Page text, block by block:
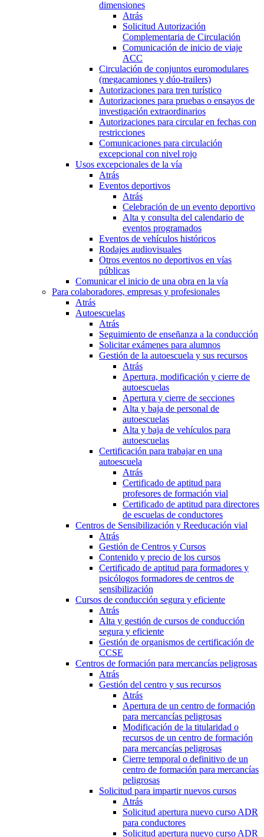
dimensiones
Atrás
Solicitud Autorización
Complementaria de Circulación
Comunicación de inicio de viaje
ACC
Circulación de conjuntos euromodulares
(megacamiones y dúo-trailers)
Autorizaciones para tren turístico
Autorizaciones para pruebas o ensayos de
investigación extraordinarios
Autorizaciones para circular en fechas con
restricciones
Comunicaciones para circulación
excepcional con nivel rojo
Usos excepcionales de la vía
Atrás
Eventos deportivos
Atrás
Celebración de un evento deportivo
Alta y consulta del calendario de
eventos programados
Eventos de vehículos históricos
Rodajes audiovisuales
Otros eventos no deportivos en vías
públicas
Comunicar el inicio de una obra en la vía
Para colaboradores, empresas y profesionales
Atrás
Autoescuelas
Atrás
Seguimiento de enseñanza a la conducción
Solicitar exámenes para alumnos
Gestión de la autoescuela y sus recursos
Atrás
Apertura, modificación y cierre de
autoescuelas
Apertura y cierre de secciones
Alta y baja de personal de
autoescuelas
Alta y baja de vehículos para
autoescuelas
Certificación para trabajar en una
autoescuela
Atrás
Certificado de aptitud para
profesores de formación vial
Certificado de aptitud para directores
de escuelas de conductores
Centros de Sensibilización y Reeducación vial
Atrás
Gestión de Centros y Cursos
Contenido y precio de los cursos
Certificado de aptitud para formadores y
psicólogos formadores de centros de
sensibilización
Cursos de conducción segura y eficiente
Atrás
Alta y gestión de cursos de conducción
segura y eficiente
Gestión de organismos de certificación de
CCSE
Centros de formación para mercancías peligrosas
Atrás
Gestión del centro y sus recursos
Atrás
Apertura de un centro de formación
para mercancías peligrosas
Modificación de la titularidad o
recursos de un centro de formación
para mercancías peligrosas
Cierre temporal o definitivo de un
centro de formación para mercancías
peligrosas
Solicitud para impartir nuevos cursos
Atrás
Solicitud apertura nuevo curso ADR
para conductores
Solicitud apertura nuevo curso ADR